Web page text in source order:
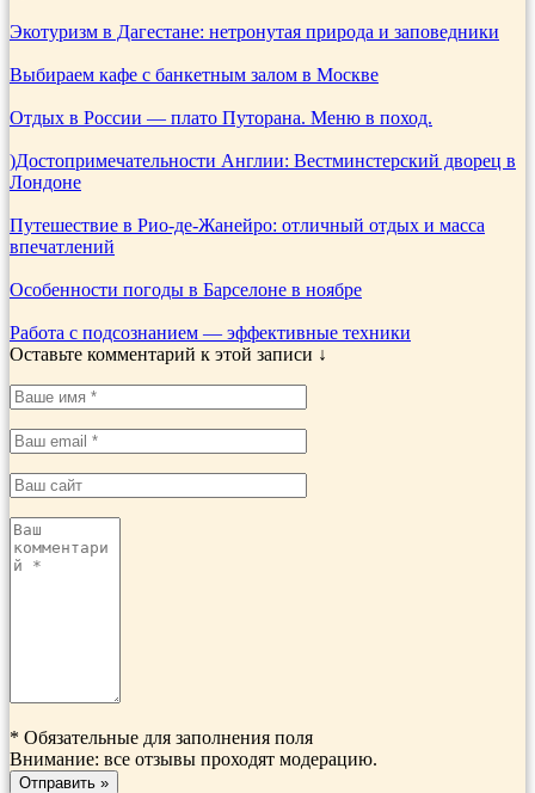
Экотуризм в Дагестане: нетронутая природа и заповедники
Выбираем кафе с банкетным залом в Москве
Отдых в России — плато Путорана. Меню в поход.
)Достопримечательности Англии: Вестминстерский дворец в
Лондоне
Путешествие в Рио-де-Жанейро: отличный отдых и масса
впечатлений
Особенности погоды в Барселоне в ноябре
Работа с подсознанием — эффективные техники
Оставьте комментарий к этой записи ↓
* Обязательные для заполнения поля
Внимание: все отзывы проходят модерацию.